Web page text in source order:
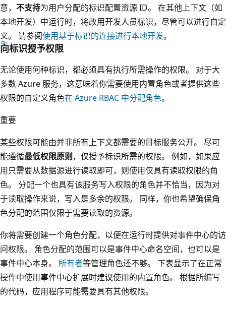
意， 不支持为用户分配的标识配置资源 ID。 在其他上下文（如
本地开发）中运行时，将改用开发人员标识，尽管可以进行自定
义。 请参阅使用基于标识的连接进行本地开发。
向标识授予权限
无论使用何种标识，都必须具有执行所需操作的权限。 对于大
多数 Azure 服务，这意味着你需要使用内置角色或者提供这些
权限的自定义角色在 Azure RBAC 中分配角色。
重要
某些权限可能由并非所有上下文都需要的目标服务公开。 尽可
能遵循最低权限原则，仅授予标识所需的权限。 例如，如果应
用只需要从数据源进行读取即可，则使用仅具有读取权限的角
色。 分配一个也具有该服务写入权限的角色并不恰当，因为对
于读取操作来说，写入是多余的权限。 同样，你也希望确保角
色分配的范围仅限于需要读取的资源。
你将需要创建一个角色分配，以便在运行时提供对事件中心的访
问权限。 角色分配的范围可以是事件中心命名空间，也可以是
事件中心本身。 所有者等管理角色还不够。 下表显示了在正常
操作中使用事件中心扩展时建议使用的内置角色。 根据所编写
的代码，应用程序可能需要具有其他权限。